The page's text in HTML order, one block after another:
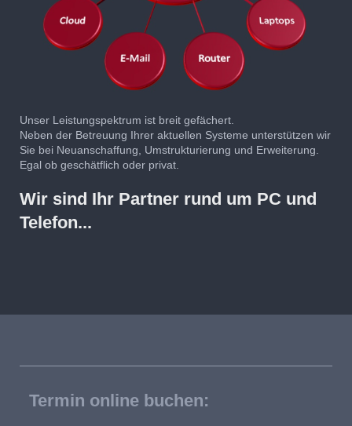
Unser Leistungspektrum ist breit gefächert.
Neben der Betreuung Ihrer aktuellen Systeme unterstützen wir
Sie bei Neuanschaffung, Umstrukturierung und Erweiterung.
Egal ob geschätflich oder privat.
Wir sind Ihr Partner rund um PC und
Telefon...
Termin online buchen: